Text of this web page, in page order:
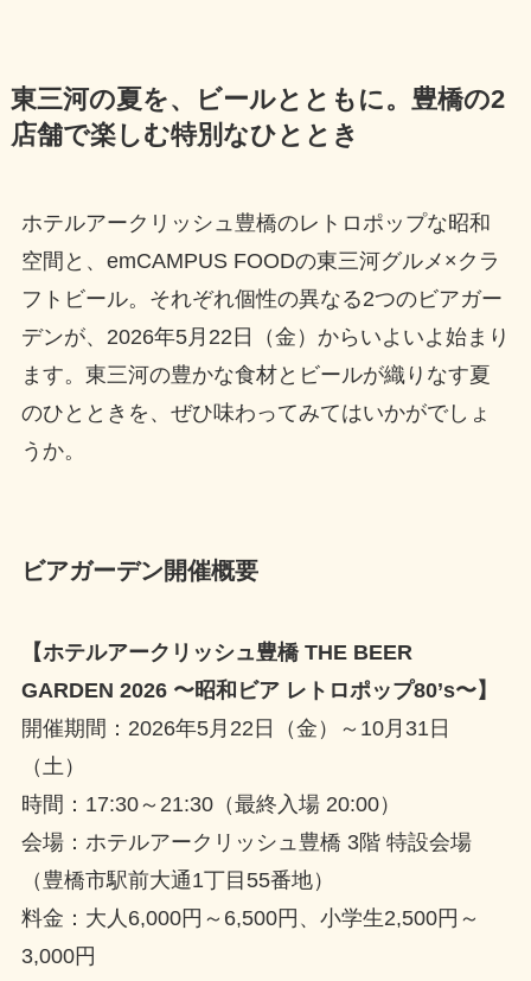
東三河の夏を、ビールとともに。豊橋の2
店舗で楽しむ特別なひととき
ホテルアークリッシュ豊橋のレトロポップな昭和
空間と、emCAMPUS FOODの東三河グルメ×クラ
フトビール。それぞれ個性の異なる2つのビアガー
デンが、2026年5月22日（金）からいよいよ始まり
ます。東三河の豊かな食材とビールが織りなす夏
のひとときを、ぜひ味わってみてはいかがでしょ
うか。
ビアガーデン開催概要
【ホテルアークリッシュ豊橋 THE BEER
GARDEN 2026 〜昭和ビア レトロポップ80’s〜】
開催期間：2026年5月22日（金）～10月31日
（土）
時間：17:30～21:30（最終入場 20:00）
会場：ホテルアークリッシュ豊橋 3階 特設会場
（豊橋市駅前大通1丁目55番地）
料金：大人6,000円～6,500円、小学生2,500円～
3,000円